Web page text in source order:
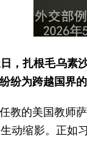
，扎根毛乌
纷为跨越国界
教的美国教师
动缩影。正如